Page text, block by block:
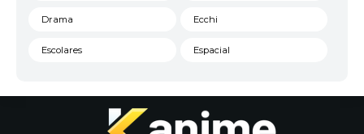
Drama Ecchi
Escolares Espacial
Historico